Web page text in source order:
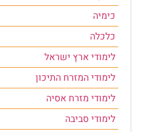
כימיה
כלכלה
לימודי ארץ ישראל
לימודי המזרח התיכון
לימודי מזרח אסיה
לימודי סביבה